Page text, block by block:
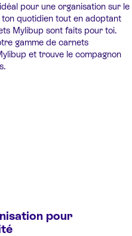
pour une organisation sur le
quotidien tout en adoptant
Mylibup sont faits pour toi.
gamme de carnets
et trouve le compagnon
pour